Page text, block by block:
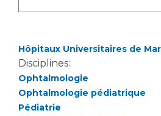
Mouvement Parcours
Activité physique
Professionnels de
Adresser un patient
Réseaux de soins
Adresser un examen au
Médicale
Radiologie / Imagerie
Hôpitaux Universitaires de
Disciplines:
Ophtalmologie
Ophtalmologie pédiatrique
Pédiatrie